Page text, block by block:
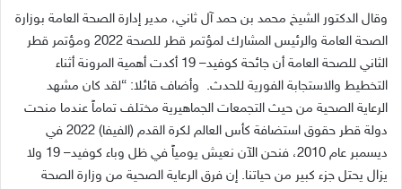
وقال الدكتور الشيخ محمد بن حمد آل ثاني، مدير إدارة الصحة العامة بوزارة
الصحة العامة والرئيس المشارك لمؤتمر قطر للصحة
ومؤتمر قطر
الثاني للصحة العامة أن جائحة كوفيد– 19
أكدت أهمية المرونة أثناء
التخطيط والاستجابة الفورية للحدث. وأضاف قائلا: “لقد كان مشهد
الرعاية الصحية من حيث التجمعات الجماهيرية مختلف تماماً عندما منحت
دولة قطر حقوق استضافة كأس العالم لكرة القدم (الفيفا) 2022
في
ديسمبر عام
، فنحن الآن نعيش يومياً في ظل وباء كوفيد– 19
ولا
يزال يحتل جزء كبير من حياتنا. إن فرق الرعاية الصحية من وزارة الصحة